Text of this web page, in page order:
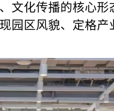
文化传播的核心
园区风貌、定格